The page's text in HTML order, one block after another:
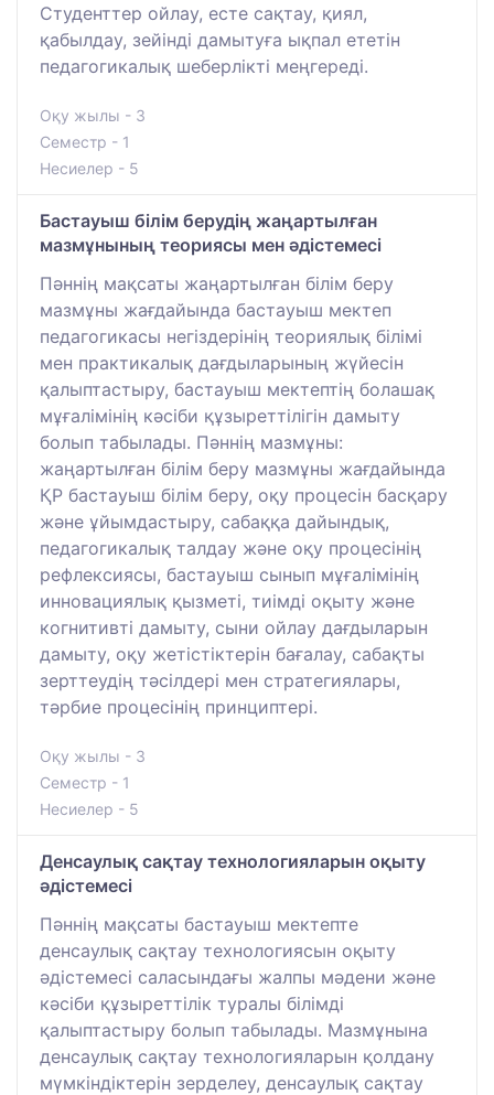
Студенттер ойлау, есте сақтау, қиял,
қабылдау, зейінді дамытуға ықпал ететін
педагогикалық шеберлікті меңгереді.
Оқу жылы - 3
Семестр - 1
Несиелер - 5
Бастауыш білім берудің жаңартылған
мазмұнының теориясы мен әдістемесі
Пәннің мақсаты жаңартылған білім беру
мазмұны жағдайында бастауыш мектеп
педагогикасы негіздерінің теориялық білімі
мен практикалық дағдыларының жүйесін
қалыптастыру, бастауыш мектептің болашақ
мұғалімінің кәсіби құзыреттілігін дамыту
болып табылады. Пәннің мазмұны:
жаңартылған білім беру мазмұны жағдайында
ҚР бастауыш білім беру, оқу процесін басқару
және ұйымдастыру, сабаққа дайындық,
педагогикалық талдау және оқу процесінің
рефлексиясы, бастауыш сынып мұғалімінің
инновациялық қызметі, тиімді оқыту және
когнитивті дамыту, сыни ойлау дағдыларын
дамыту, оқу жетістіктерін бағалау, сабақты
зерттеудің тәсілдері мен стратегиялары,
тәрбие процесінің принциптері.
Оқу жылы - 3
Семестр - 1
Несиелер - 5
Денсаулық сақтау технологияларын оқыту
әдістемесі
Пәннің мақсаты бастауыш мектепте
денсаулық сақтау технологиясын оқыту
әдістемесі саласындағы жалпы мәдени және
кәсіби құзыреттілік туралы білімді
қалыптастыру болып табылады. Мазмұнына
денсаулық сақтау технологияларын қолдану
мүмкіндіктерін зерделеу, денсаулық сақтау